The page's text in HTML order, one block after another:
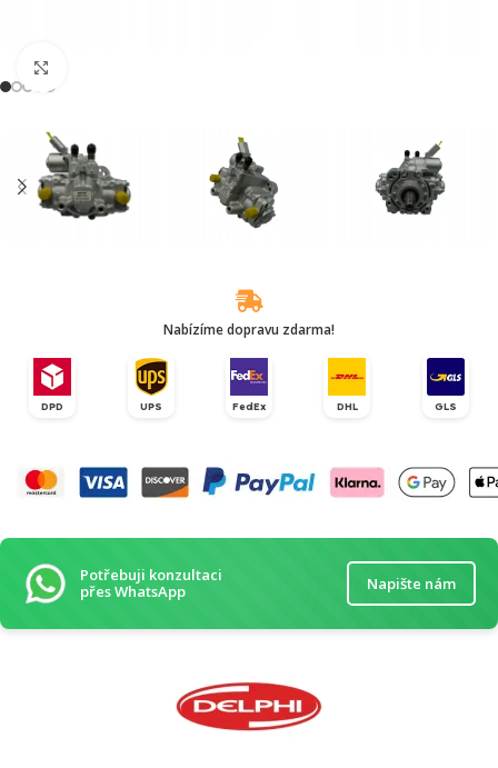
Nabízíme dopravu zdarma!
DPD UPS FedEx DHL GLS
Potřebuji konzultaci
přes WhatsApp
Napište nám